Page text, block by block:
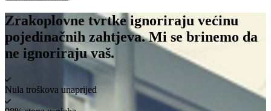
Zrakoplovne tvrtke ignoriraju većinu
pojedinačnih zahtjeva. Mi se brinemo da
ne ignoriraju vaš.
Nula troškova unaprijed